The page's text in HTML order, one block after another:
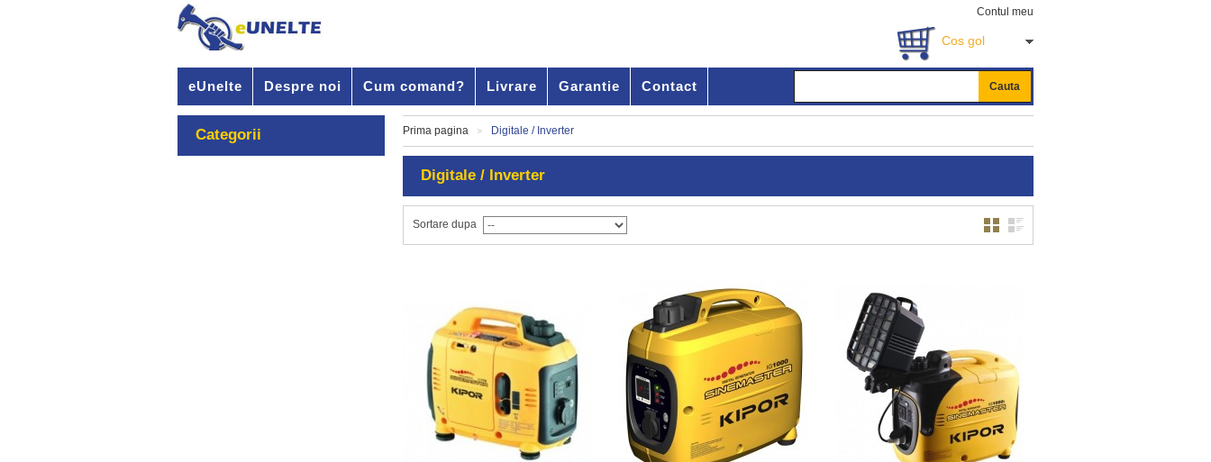
Contul meu
Cos gol
eUnelte Despre noi Cum comand? Livrare Garantie Contact Cauta
Prima pagina
Digitale / Inverter
Digitale / Inverter
Sortare dupa
Categorii